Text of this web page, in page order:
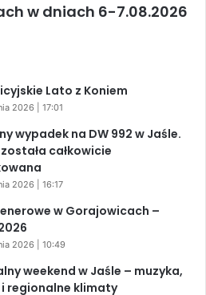
w dniach 6-7.08.2026
Lato z Koniem
2026 | 17:01
wypadek na DW 992 w Jaśle.
całkowicie
2026 | 16:17
w Gorajowicach –
2026 | 10:49
weekend w Jaśle – muzyka,
regionalne klimaty